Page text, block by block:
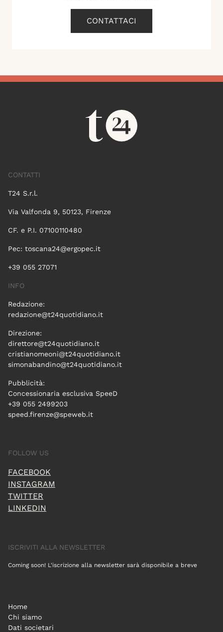
CONTATTACI
CONTATTI
T24 S.r.l.
Via Valfonda 9, 50123, Firenze
CF. e P.I. 07100110480
Pec: toscana24@ergopec.it
+39 055 27071
INFO
Redazione:
redazione@t24quotidiano.it
Direzione:
direttore@t24quotidiano.it
cristianomeoni@t24quotidiano.it
simonabandino@t24quotidiano.it
Pubblicità:
Concessionaria esclusiva SpeeD
+39 055 2499203
speed.firenze@speweb.it
FOLLOW US
FACEBOOK
INSTAGRAM
TWITTER
LINKEDIN
ISCRIVITI ALLA NEWSLETTER
Coming soon! L'iscrizione alla newsletter sarà disponibile a breve
Home
Chi siamo
Dati societari